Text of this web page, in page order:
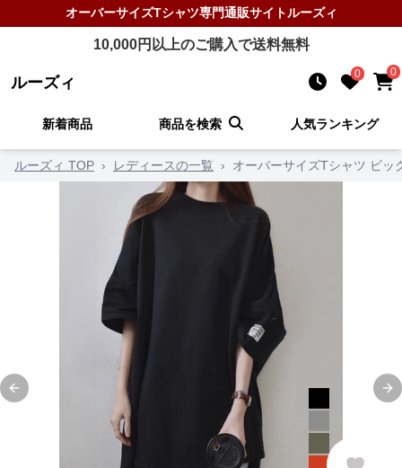
オーバーサイズTシャツ専門通販サイトルーズィ
10,000円以上のご購入で送料無料
ルーズィ 0 0
新着商品 商品を検索 人気ランキング
ルーズィ TOP › レディースの一覧 › オーバーサイズTシャツ ビッ
Previous slide